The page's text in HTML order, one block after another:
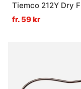
Tiemco 212Y Dry
fr. 59 kr